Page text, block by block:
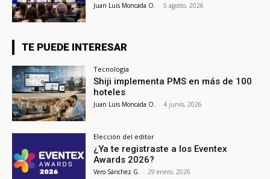
Juan Luis Moncada O. - 5 agosto, 2026
TE PUEDE INTERESAR
Tecnología
Shiji implementa PMS en más de 100
hoteles
Juan Luis Moncada O. - 4 junio, 2026
Elección del editor
¿Ya te registraste a los Eventex
Awards 2026?
Vero Sánchez G. - 29 enero, 2026